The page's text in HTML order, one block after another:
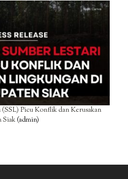
Picu Konflik dan Kerusakan
Siak(admin)